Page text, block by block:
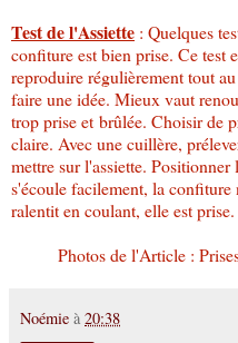
Test de l'Assiette : Quelques
confiture est bien prise. Ce test
reproduire régulièrement tout
faire une idée. Mieux vaut
trop prise et brûlée. Choisir de
claire. Avec une cuillère,
mettre sur l'assiette.
s'écoule facilement, la
ralentit en coulant, elle est
Photos de l'Article :
Noémie à 20:38